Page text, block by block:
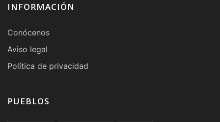
INFORMACIÓN
Conócenos
Aviso legal
Política de privacidad
PUEBLOS